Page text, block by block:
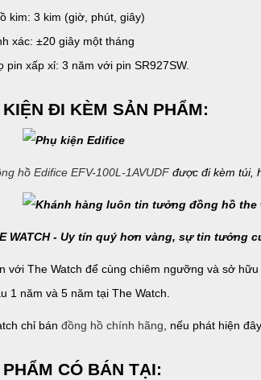
kim: 3 kim (giờ, phút, giây)
xác: ±20 giây một tháng
pin xấp xỉ: 3 năm với pin SR927SW.
KIỆN ĐI KÈM SẢN PHẨM:
hồ Edifice EFV-100L-1AVUDF được đi kèm túi,
WATCH - Uy tín quý hơn vàng, sự tin
với The Watch để cùng chiêm ngưỡng và sở
1 năm và 5 năm tại The Watch.
chỉ bán đồng hồ chính hãng , nếu phát hiện
CÓ BÁN TẠI: